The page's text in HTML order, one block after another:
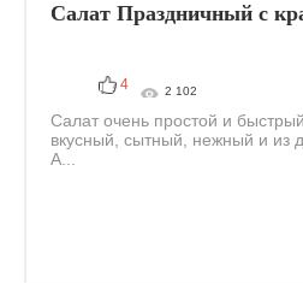
Салат Праздничный с
4 2 102
Салат очень простой и
вкусный, сытный, нежный и из
А...